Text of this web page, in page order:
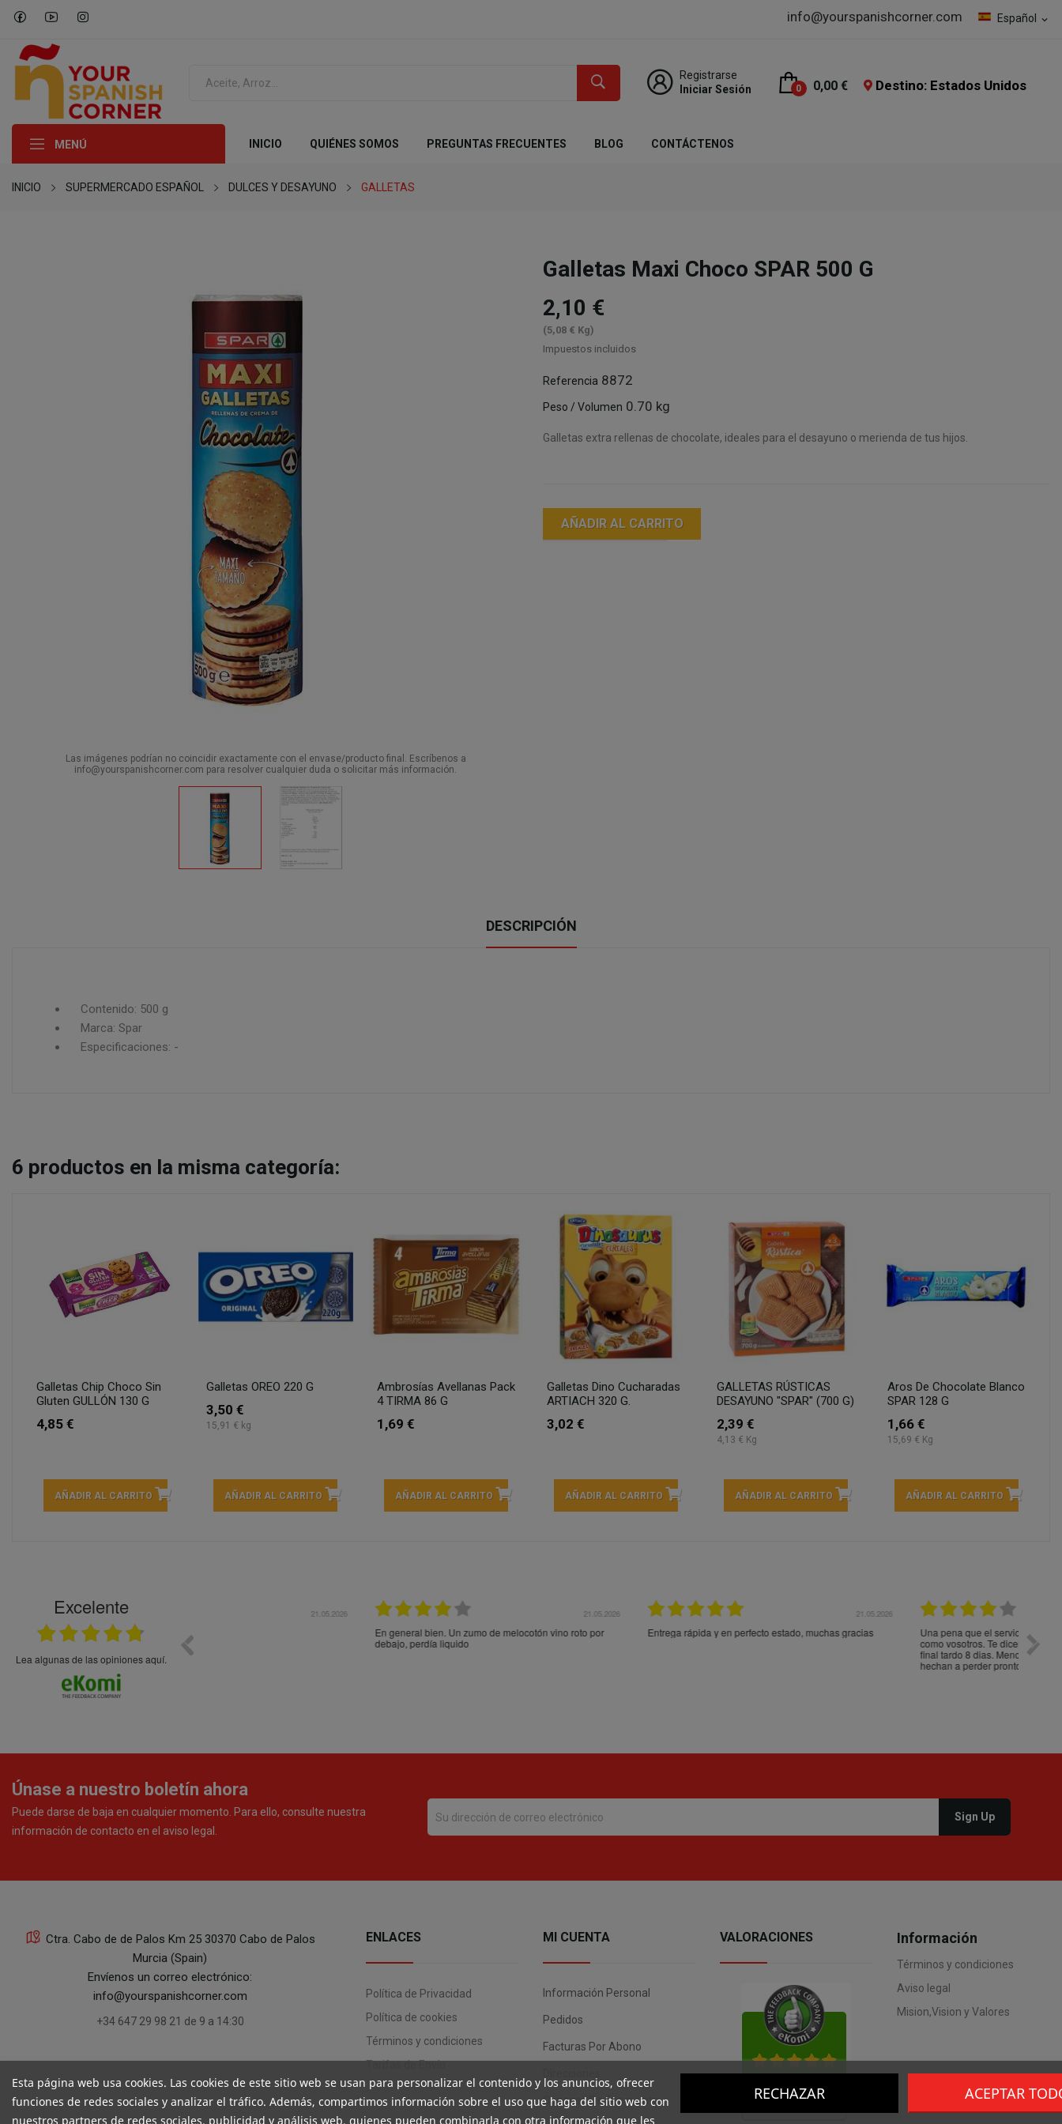
Español expand_more
info@yourspanishcorner.com
Registrarse
Iniciar Sesión
0 0,00 € Destino: Estados Unidos
MENÚ INICIO QUIÉNES SOMOS PREGUNTAS FRECUENTES BLOG CONTÁCTENOS
INICIO SUPERMERCADO ESPAÑOL DULCES Y DESAYUNO GALLETAS
Las imágenes podrían no coincidir exactamente con el envase/producto final. Escríbenos a
info@yourspanishcorner.com para resolver cualquier duda o solicitar más información.
Galletas Maxi Choco SPAR 500 G
2,10 €
(5,08 € Kg)
Impuestos incluidos
Referencia 8872
Peso / Volumen 0.70 kg
Galletas extra rellenas de chocolate, ideales para el desayuno o merienda de tus hijos.
AÑADIR AL CARRITO
DESCRIPCIÓN
Contenido: 500 g
Marca: Spar
Especificaciones: -
6 productos en la misma categoría:
Galletas Chip Choco Sin
Gluten GULLÓN 130 G
4,85 €
AÑADIR AL CARRITO
Galletas OREO 220 G
3,50 €
15,91 € kg
AÑADIR AL CARRITO
Ambrosías Avellanas Pack
4 TIRMA 86 G
1,69 €
AÑADIR AL CARRITO
Galletas Dino Cucharadas
ARTIACH 320 G.
3,02 €
AÑADIR AL CARRITO
GALLETAS RÚSTICAS
DESAYUNO "SPAR" (700 G)
2,39 €
4,13 € Kg
AÑADIR AL CARRITO
Aros De Chocolate Blanco
SPAR 128 G
1,66 €
15,69 € Kg
AÑADIR AL CARRITO
Excelente
Lea algunas de las opiniones aquí.
21.05.2026
En general bien. Un zumo de melocotón vino roto por
21.05.2026
Entrega rápida y en perfecto estado, muchas gracias
15.05.2026
Una pena que el servicio de envio no sea tan bueno
como vosotros. Te dicen que vienen dentro de 4 dias y al
final tardo 8 dias. Menos mal que no pedí cosas que se
Únase a nuestro boletín ahora
Puede darse de baja en cualquier momento. Para ello, consulte nuestra
información de contacto en el aviso legal.
Ctra. Cabo de de Palos Km 25 30370 Cabo de Palos
Murcia (Spain)
Envíenos un correo electrónico:
info@yourspanishcorner.com
+34 647 29 98 21 de 9 a 14:30
ENLACES
Política de Privacidad
Política de cookies
Términos y condiciones
Tarifas de Envío
MI CUENTA
Información Personal
Pedidos
Facturas Por Abono
Cupones De Descuento
VALORACIONES Información
Términos y condiciones
Aviso legal
Mision,Vision y Valores
Esta página web usa cookies. Las cookies de este sitio web se usan para personalizar el contenido y los anuncios, ofrecer
funciones de redes sociales y analizar el tráfico. Además, compartimos información sobre el uso que haga del sitio web con
nuestros partners de redes sociales, publicidad y análisis web, quienes pueden combinarla con otra información que les
RECHAZAR ACEPTAR